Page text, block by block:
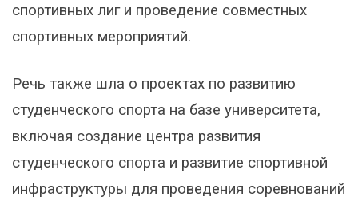
спортивных лиг и проведение совместных
спортивных мероприятий.
Речь также шла о проектах по развитию
студенческого спорта на базе университета,
включая создание центра развития
студенческого спорта и развитие спортивной
инфраструктуры для проведения соревнований